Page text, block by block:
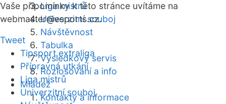
Liga mistrů
Univerzitní souboj
Návštěvnost
Tabulka
Výsledkový servis
Rozlosování a info
Mládež
Kontakty a informace
Vaše připomínky k této stránce uvítáme na
webmaster@esports.cz.
Tweet
Tipsport extraliga
Přípravná utkání
Liga mistrů
Univerzitní souboj